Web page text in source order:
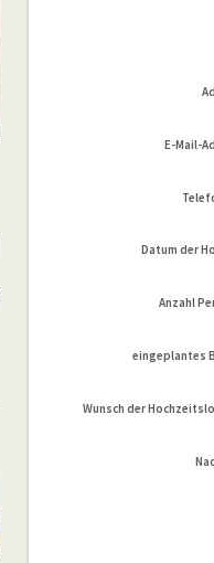
E-Mail-
Datum der
Anzahl
eingeplantes
Wunsch der